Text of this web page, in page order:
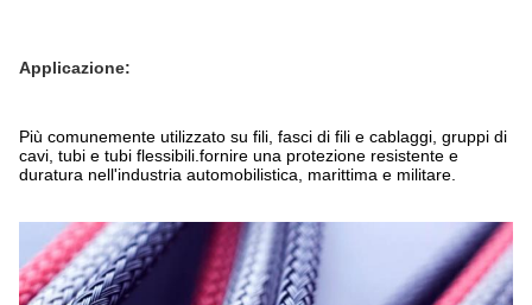
Applicazione:
Più comunemente utilizzato su fili, fasci di fili e cablaggi, gruppi di
cavi, tubi e tubi flessibili.fornire una protezione resistente e
duratura nell'industria automobilistica, marittima e militare.